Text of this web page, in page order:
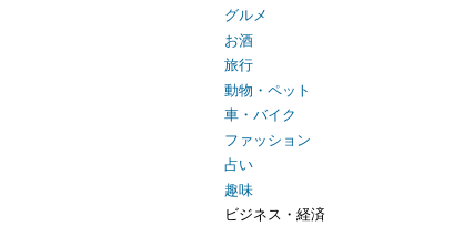
グルメ
お酒
旅行
動物・ペット
車・バイク
ファッション
占い
趣味
ビジネス・経済